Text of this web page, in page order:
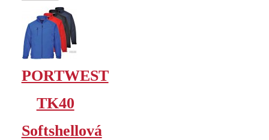
PORTWEST
TK40
Softshellová